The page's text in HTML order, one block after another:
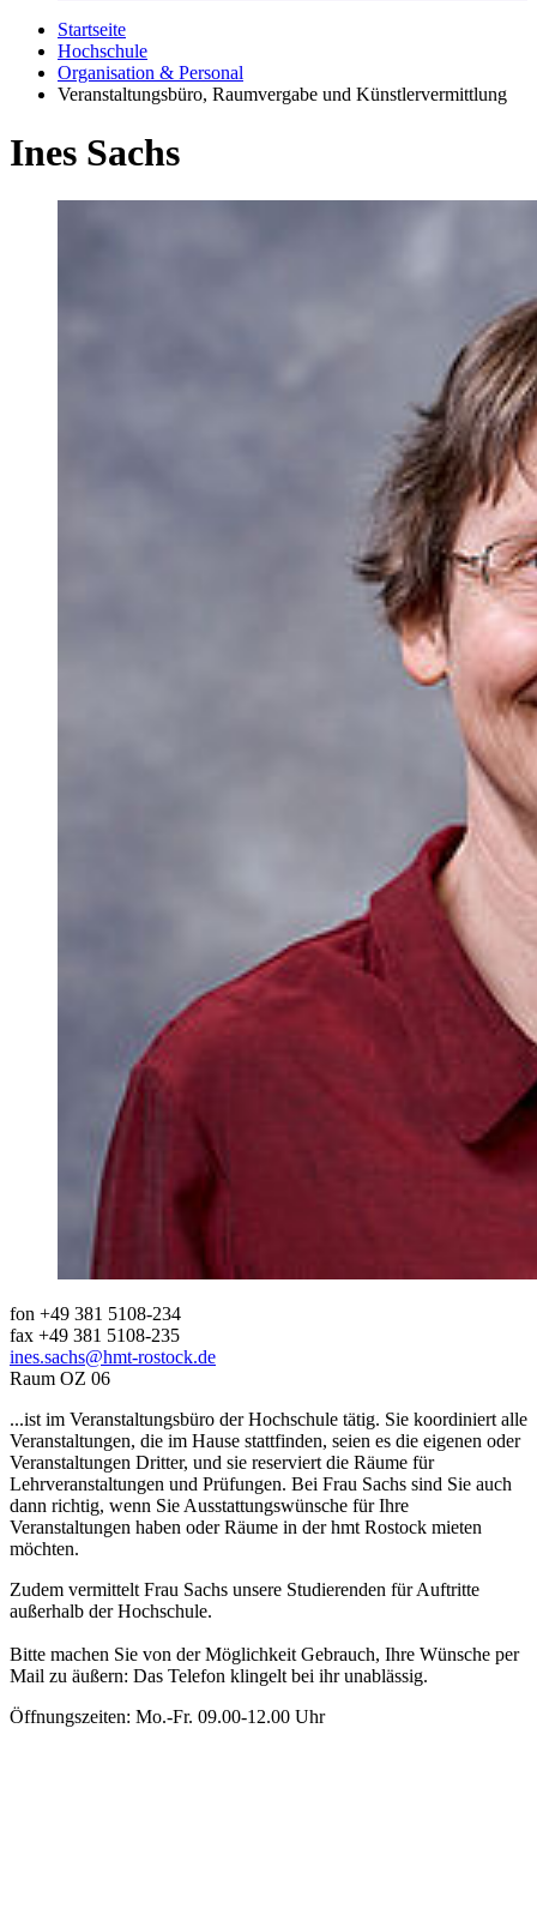
Startseite
Hochschule
Organisation & Personal
Veranstaltungsbüro, Raumvergabe und Künstlervermittlung
Ines Sachs
fon +49 381 5108-234
fax +49 381 5108-235
ines.sachs@hmt-rostock.de
Raum OZ 06
...ist im Veranstaltungsbüro der Hochschule tätig. Sie koordiniert alle
Veranstaltungen, die im Hause stattfinden, seien es die eigenen oder
Veranstaltungen Dritter, und sie reserviert die Räume für
Lehrveranstaltungen und Prüfungen. Bei Frau Sachs sind Sie auch
dann richtig, wenn Sie Ausstattungswünsche für Ihre
Veranstaltungen haben oder Räume in der hmt Rostock mieten
möchten.
Zudem vermittelt Frau Sachs unsere Studierenden für Auftritte
außerhalb der Hochschule.
Bitte machen Sie von der Möglichkeit Gebrauch, Ihre Wünsche per
Mail zu äußern: Das Telefon klingelt bei ihr unablässig.
Öffnungszeiten: Mo.-Fr. 09.00-12.00 Uhr